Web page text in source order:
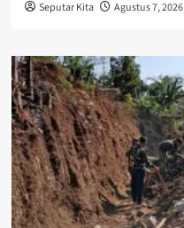
Seputar Kita Agustus 7, 2026